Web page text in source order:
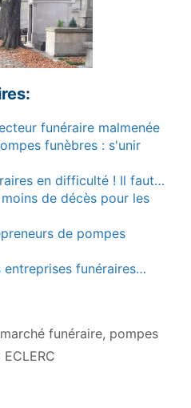
funéraire malmenée
funèbres : s'unir
en difficulté ! Il faut…
de décès pour les
de pompes
funéraires…
marché funéraire, pompes
ECLERC